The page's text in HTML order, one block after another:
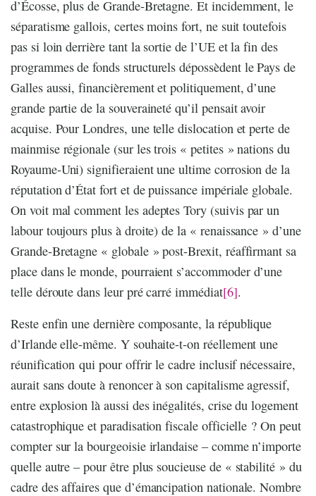
d’Écosse, plus de Grande-Bretagne. Et incidemment, le
séparatisme gallois, certes moins fort, ne suit toutefois
pas si loin derrière tant la sortie de l’UE et la fin des
programmes de fonds structurels dépossèdent le Pays de
Galles aussi, financièrement et politiquement, d’une
grande partie de la souveraineté qu’il pensait avoir
acquise. Pour Londres, une telle dislocation et perte de
mainmise régionale (sur les trois « petites » nations du
Royaume-Uni) signifieraient une ultime corrosion de la
réputation d’État fort et de puissance impériale globale.
On voit mal comment les adeptes Tory (suivis par un
labour toujours plus à droite) de la « renaissance » d’une
Grande-Bretagne « globale » post-Brexit, réaffirmant sa
place dans le monde, pourraient s’accommoder d’une
telle déroute dans leur pré carré immédiat[6].
Reste enfin une dernière composante, la république
d’Irlande elle-même. Y souhaite-t-on réellement une
réunification qui pour offrir le cadre inclusif nécessaire,
aurait sans doute à renoncer à son capitalisme agressif,
entre explosion là aussi des inégalités, crise du logement
catastrophique et paradisation fiscale officielle ? On peut
compter sur la bourgeoisie irlandaise – comme n’importe
quelle autre – pour être plus soucieuse de « stabilité » du
cadre des affaires que d’émancipation nationale. Nombre